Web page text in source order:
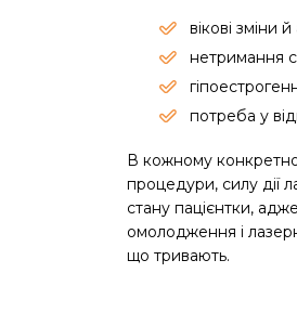
вікові зміни
нетримання
потреба у
В кожному
процедури, силу дії
стану пацієнтки,
омолодження і
що тривають.